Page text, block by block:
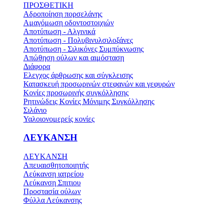
ΠΡΟΣΘΕΤΙΚΗ
Αδροποίηση πορσελάνης
Αμαγόμωση οδοντοστοιχιών
Αποτύπωση - Αλγινικά
Αποτύπωση - Πολυβινυλσιλοξάνες
Αποτύπωση - Σιλικόνες Συμπύκνωσης
Απώθηση ούλων και αιμόσταση
Διάφορα
Ελεγχος άρθρωσης και σύγκλεισης
Κατασκευή προσωρινών στεφανών και γεφυρών
Κονίες προσωρινής συγκόλλησης
Ρητινώδεις Κονίες Μόνιμης Συγκόλλησης
Σιλάνιο
Υαλοιονομερείς κονίες
ΛΕΥΚΑΝΣΗ
ΛΕΥΚΑΝΣΗ
Απευαισθητοποιητής
Λεύκανση ιατρείου
Λεύκανση Σπιτιου
Προστασία ούλων
Φύλλα Λεύκανσης